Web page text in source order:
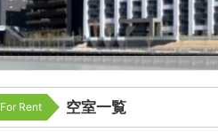
For Rent 空室一覧